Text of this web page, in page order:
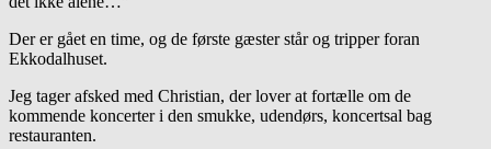
Der er gået en time, og de første gæster står og tripper foran
Ekkodalhuset.
Jeg tager afsked med Christian, der lover at fortælle om de
kommende koncerter i den smukke, udendørs, koncertsal bag
restauranten.